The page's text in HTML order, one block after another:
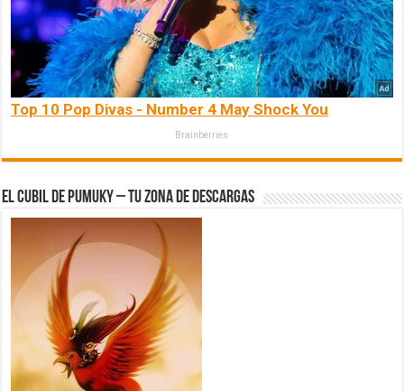
Top 10 Pop Divas - Number 4 May Shock You
Brainberries
El Cubil de Pumuky – Tu zona de Descargas